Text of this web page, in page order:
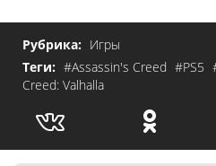
Рубрика: Игры
Теги: #Assassin's Creed #PS5
Creed: Valhalla